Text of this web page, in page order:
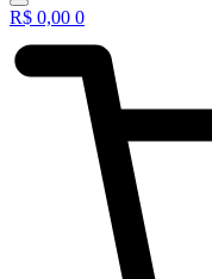
R$ 0,00 0